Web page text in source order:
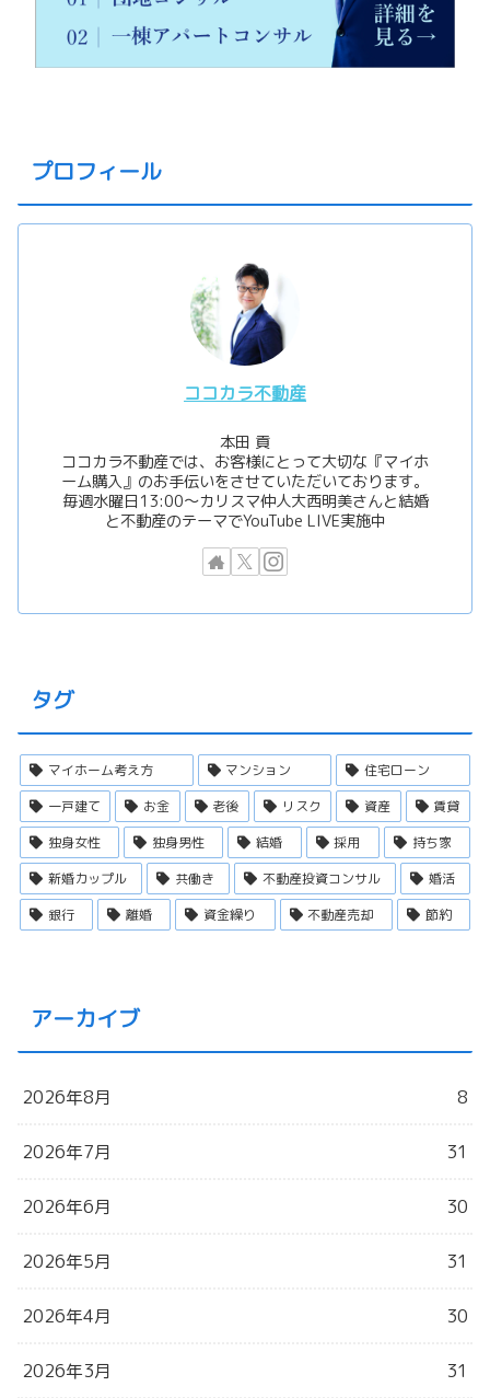
プロフィール
ココカラ不動産
本田 貢
ココカラ不動産では、お客様にとって大切な『マイホ
ーム購入』のお手伝いをさせていただいております。
毎週水曜日13:00〜カリスマ仲人大西明美さんと結婚
と不動産のテーマでYouTube LIVE実施中
タグ
マイホーム考え方 マンション
住宅ローン
一戸建て
お金 老後 リスク 資産
賃貸
独身女性
独身男性 結婚 採用
持ち家
新婚カップル
共働き 不動産投資コンサル
婚活
銀行
離婚 資金繰り 不動産売却 節約
アーカイブ
2026年8月 8
2026年7月 31
2026年6月 30
2026年5月 31
2026年4月 30
2026年3月 31